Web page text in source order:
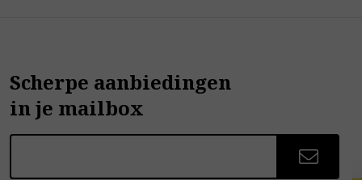
Scherpe aanbiedingen
in je mailbox